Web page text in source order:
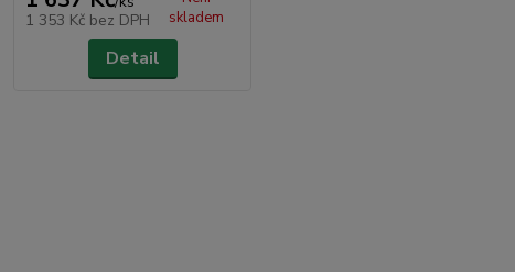
1 353 Kč bez DPH
skladem
Detail